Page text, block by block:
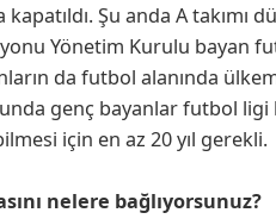
Şu anda A takımı
Yönetim Kurulu bayan
da futbol alanında
genç bayanlar futbol ligi
için en az 20 yıl gerekli.
nelere bağlıyorsunuz?